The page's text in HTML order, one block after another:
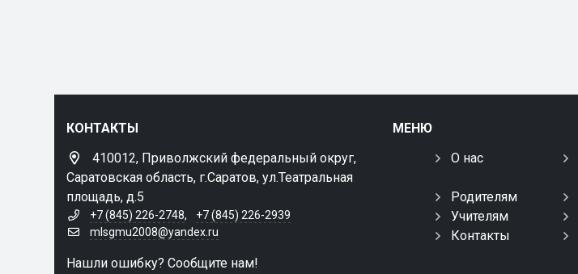
КОНТАКТЫ
410012, Приволжский федеральный округ,
Саратовская область, г.Саратов, ул.Театральная
площадь, д.5
+7 (845) 226-2748,
+7 (845) 226-2939
mlsgmu2008@yandex.ru
Нашли ошибку? Сообщите нам!
МЕНЮ
О нас
Родителям
Учителям
Контакты